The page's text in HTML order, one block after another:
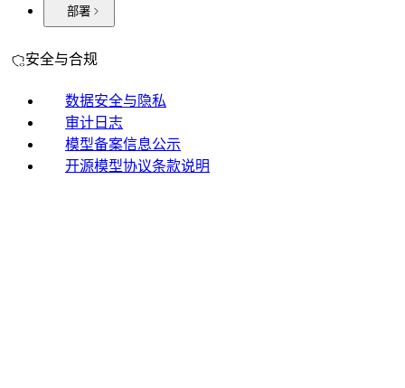
部署
安全与合规
数据安全与隐私
审计日志
模型备案信息公示
开源模型协议条款说明